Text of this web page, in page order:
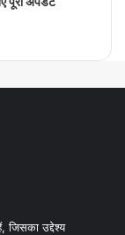
उद्देश्य